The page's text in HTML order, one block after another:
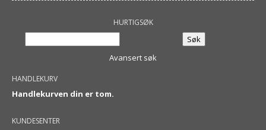
HURTIGSØK
Avansert søk
HANDLEKURV
Handlekurven din er tom.
KUNDESENTER